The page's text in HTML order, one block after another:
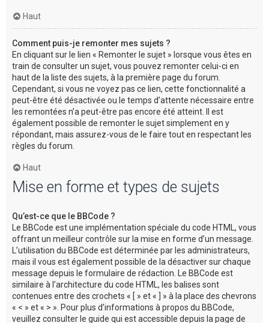
Haut
Comment puis-je remonter mes sujets ?
En cliquant sur le lien « Remonter le sujet » lorsque vous êtes en
train de consulter un sujet, vous pouvez remonter celui-ci en
haut de la liste des sujets, à la première page du forum.
Cependant, si vous ne voyez pas ce lien, cette fonctionnalité a
peut-être été désactivée ou le temps d’attente nécessaire entre
les remontées n’a peut-être pas encore été atteint. Il est
également possible de remonter le sujet simplement en y
répondant, mais assurez-vous de le faire tout en respectant les
règles du forum.
Haut
Mise en forme et types de sujets
Qu’est-ce que le BBCode ?
Le BBCode est une implémentation spéciale du code HTML, vous
offrant un meilleur contrôle sur la mise en forme d’un message.
L’utilisation du BBCode est déterminée par les administrateurs,
mais il vous est également possible de la désactiver sur chaque
message depuis le formulaire de rédaction. Le BBCode est
similaire à l’architecture du code HTML, les balises sont
contenues entre des crochets « [ » et « ] » à la place des chevrons
« < » et « > ». Pour plus d’informations à propos du BBCode,
veuillez consulter le guide qui est accessible depuis la page de